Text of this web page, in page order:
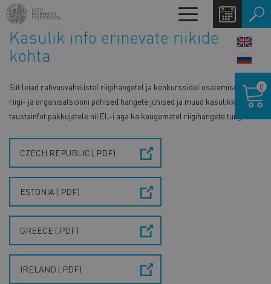
Liigu
edasi
põhisisu
juurde
Toggle
navigation
Kasulik info erinevate riikide
kohta
Siit leiad rahvusvahelistel riigihangetel ja konkurssidel osalemiseks
riigi- ja organisatsiooni põhised hangete juhised ja muud kasulikku
taustainfot pakkujatele nii EL-i aga ka kaugematel riigihangete turgudel.
CZECH REPUBLIC (.PDF)
ESTONIA (.PDF)
GREECE (.PDF)
IRELAND (.PDF)
0